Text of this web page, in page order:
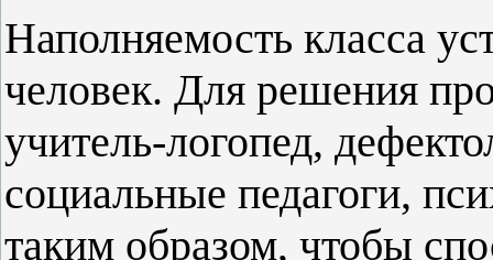
Наполняемость класса
человек. Для решения
учитель-логопед,
социальные педагоги,
таким образом, чтобы